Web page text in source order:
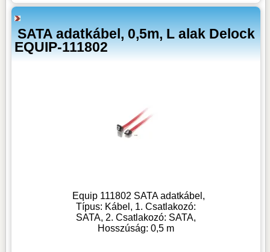
SATA adatkábel, 0,5m, L alak Delock
EQUIP-111802
Equip 111802 SATA adatkábel,
Típus: Kábel, 1. Csatlakozó:
SATA, 2. Csatlakozó: SATA,
Hosszúság: 0,5 m